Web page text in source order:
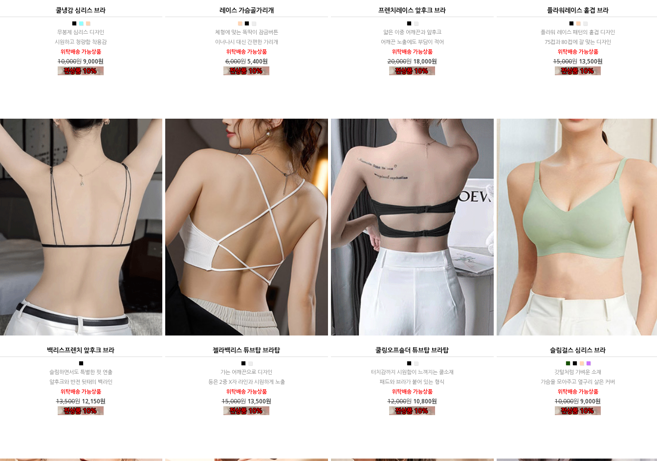
쿨냉감 심리스 브라
■ ■ ■
무봉제 심리스 디자인
시원하고 청량함 착용감
위탁배송 가능상품
10,000원 9,000원
레이스 가슴골가리개
■ ■ ■
체형에 맞는 똑딱이 잠금버튼
이너나시 대신 간편한 가리개
위탁배송 가능상품
6,000원 5,400원
프렌치레이스 앞후크 브라
■ ■
얇은 이중 어깨끈과 앞후크
어깨끈 노출에도 부담이 적어
위탁배송 가능상품
20,000원 18,000원
플라워레이스 홑겹 브라
■ ■ ■
플라워 레이스 패턴의 홑겹 디자인
75컵과 80컵에 잘 맞는 디자인
위탁배송 가능상품
15,000원 13,500원
백리스프렌치 앞후크 브라
■
슬림하면서도 특별한 핏 연출
앞후크와 반전 뒷태의 백라인
위탁배송 가능상품
13,500원 12,150원
젤라백리스 튜브탑 브라탑
■ ■
가는 어깨끈으로 디자인
등은 2중 X자 라인과 시원하게 노출
위탁배송 가능상품
15,000원 13,500원
쿨링오프숄더 튜브탑 브라탑
■ ■
터치감까지 시원함이 느껴지는 쿨소재
패드와 브라가 붙어 있는 형식
위탁배송 가능상품
12,000원 10,800원
슬림걸스 심리스 브라
■ ■ ■ ■
깃털처럼 가벼운 소재
가슴을 모아주고 옆구리 살은 커버
위탁배송 가능상품
10,000원 9,000원